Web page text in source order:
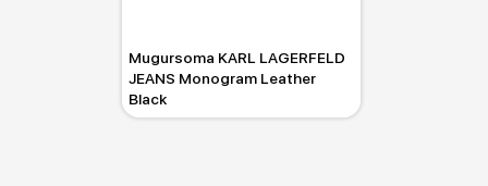
Mugursoma KARL LAGERFELD
JEANS Monogram Leather
Black